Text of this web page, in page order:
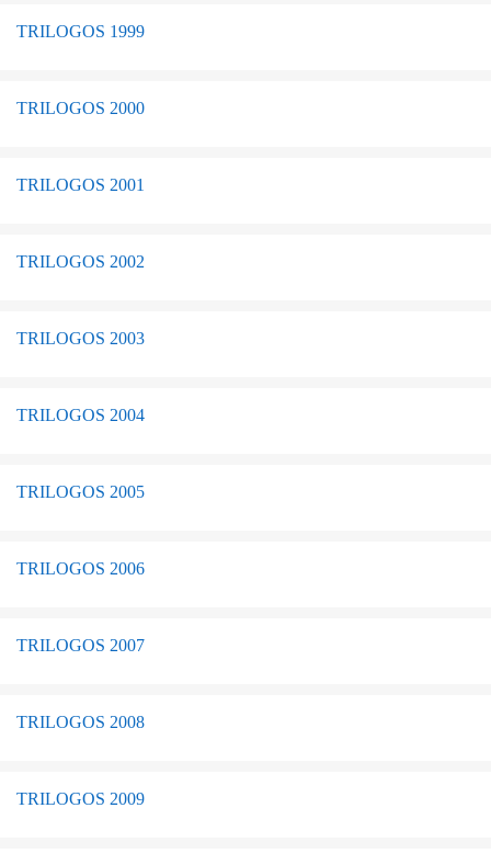
TRILOGOS 1999
TRILOGOS 2000
TRILOGOS 2001
TRILOGOS 2002
TRILOGOS 2003
TRILOGOS 2004
TRILOGOS 2005
TRILOGOS 2006
TRILOGOS 2007
TRILOGOS 2008
TRILOGOS 2009